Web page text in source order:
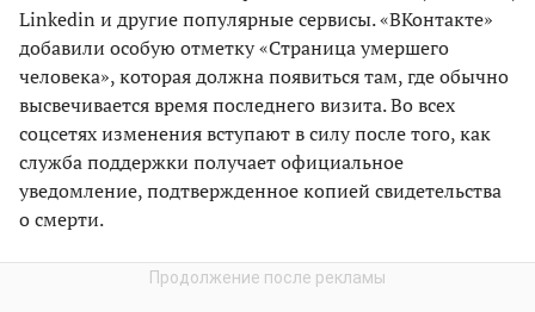
Linkedin и другие популярные сервисы. «ВКонтакте»
добавили особую отметку «Страница умершего
человека», которая должна появиться там, где обычно
высвечивается время последнего визита. Во всех
соцсетях изменения вступают в силу после того, как
служба поддержки получает официальное
уведомление, подтвержденное копией свидетельства
о смерти.